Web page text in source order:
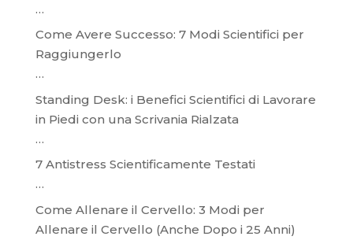
…
Come Avere Successo: 7 Modi Scientifici per
Raggiungerlo
…
Standing Desk: i Benefici Scientifici di Lavorare
in Piedi con una Scrivania Rialzata
…
7 Antistress Scientificamente Testati
…
Come Allenare il Cervello: 3 Modi per
Allenare il Cervello (Anche Dopo i 25 Anni)